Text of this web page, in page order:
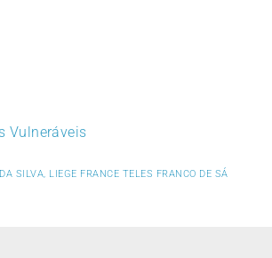
Vulneráveis
SILVA, LIEGE FRANCE TELES FRANCO DE SÁ